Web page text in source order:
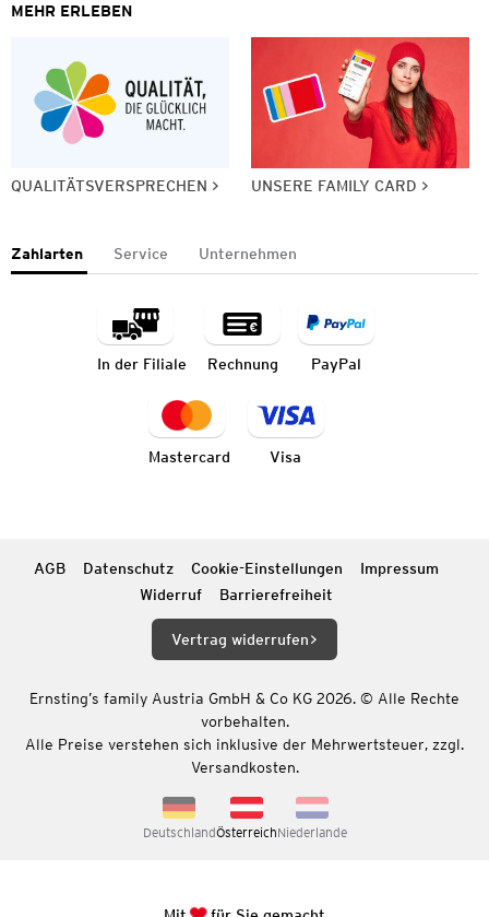
MEHR ERLEBEN
QUALITÄTSVERSPRECHEN UNSERE FAMILY CARD
Zahlarten Service Unternehmen
In der Filiale Rechnung PayPal
Mastercard Visa
AGB Datenschutz Cookie-Einstellungen
Impressum
Widerruf
Barrierefreiheit
Vertrag widerrufen
Ernsting’s family Austria GmbH & Co KG 2026. © Alle Rechte
vorbehalten.
Alle Preise verstehen sich inklusive der Mehrwertsteuer, zzgl.
Versandkosten.
DeutschlandÖsterreichNiederlande